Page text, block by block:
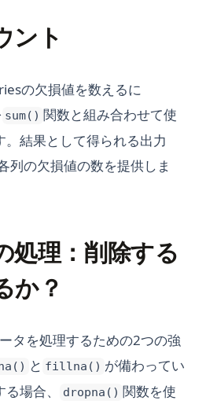
ント
の欠損値を数えるに
sum() 関数と組み合わせて使
結果として得られる出力
列の欠損値の数を提供しま
処理：削除する
か？
タを処理するための2つの強
と fillna() が備わってい
場合、
dropna() 関数を使